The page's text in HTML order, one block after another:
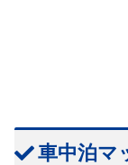
車中泊マ